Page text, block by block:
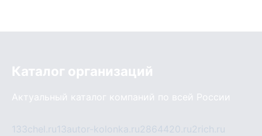
Каталог организаций
Актуальный каталог компаний по всей России
133chel.ru13autor-kolonka.ru2864420.ru2rich.ru